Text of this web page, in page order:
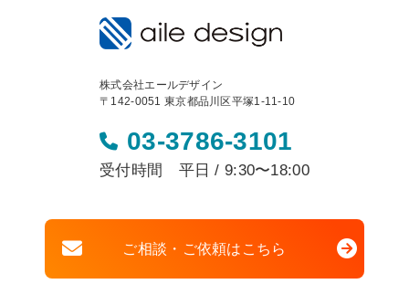
株式会社エールデザイン
〒142-0051 東京都品川区平塚1-11-10
03-3786-3101
受付時間 平日 / 9:30〜18:00
ご相談・ご依頼はこちら